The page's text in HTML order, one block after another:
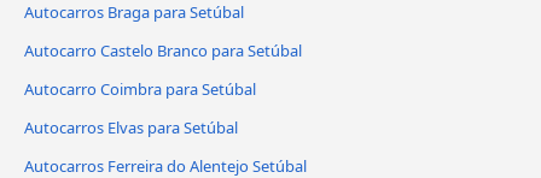
Autocarros Braga para Setúbal
Autocarro Castelo Branco para Setúbal
Autocarro Coimbra para Setúbal
Autocarros Elvas para Setúbal
Autocarros Ferreira do Alentejo Setúbal